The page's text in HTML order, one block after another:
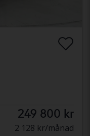
249 800 kr
2 128 kr/månad